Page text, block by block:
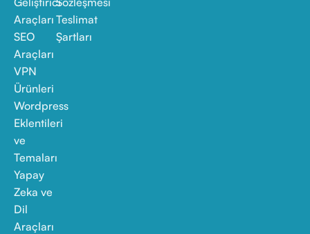
Araçları
SEO
Araçları
VPN
Ürünleri
Wordpress
Eklentileri
ve
Temaları
Yapay
Zeka ve
Dil
Araçları
Teslimat
Şartları